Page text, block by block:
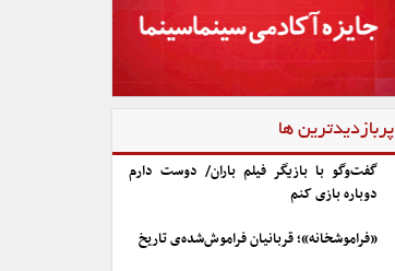
پربازدیدترین ها
گفت‌وگو با بازیگر فیلم باران/ دوست دارم
دوباره بازی کنم
«فراموشخانه»؛ قربانیان فراموش‌شده‌ی تاریخ